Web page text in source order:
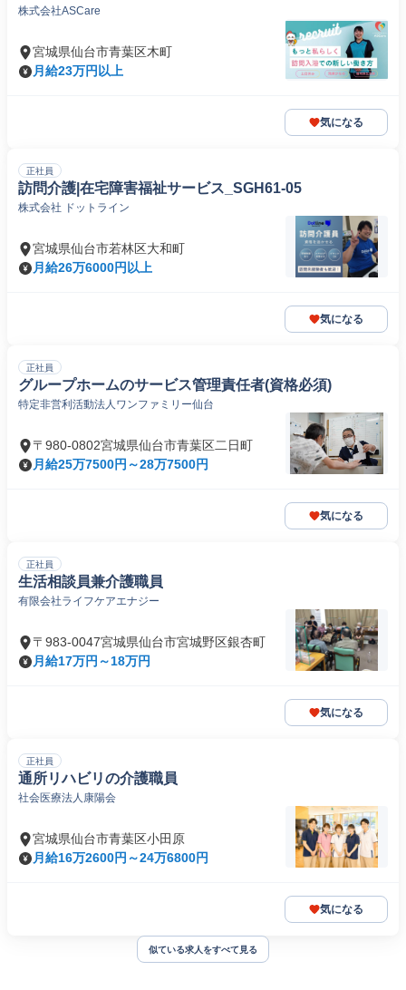
株式会社ASCare
宮城県仙台市青葉区木町
月給23万円以上
気になる
正社員
訪問介護|在宅障害福祉サービス_SGH61-05
株式会社 ドットライン
宮城県仙台市若林区大和町
月給26万6000円以上
気になる
正社員
グループホームのサービス管理責任者(資格必須)
特定非営利活動法人ワンファミリー仙台
〒980-0802宮城県仙台市青葉区二日町
月給25万7500円～28万7500円
気になる
正社員
生活相談員兼介護職員
有限会社ライフケアエナジー
〒983-0047宮城県仙台市宮城野区銀杏町
月給17万円～18万円
気になる
正社員
通所リハビリの介護職員
社会医療法人康陽会
宮城県仙台市青葉区小田原
月給16万2600円～24万6800円
気になる
似ている求人をすべて見る